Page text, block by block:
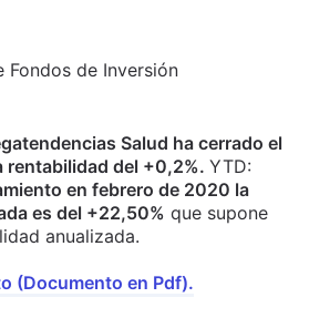
Fondos de Inversión
Salud ha cerrado el
rentabilidad del +0,2%. YTD:
en febrero de 2020 la
es del +22,50% que supone
anualizada.
(Documento en Pdf).